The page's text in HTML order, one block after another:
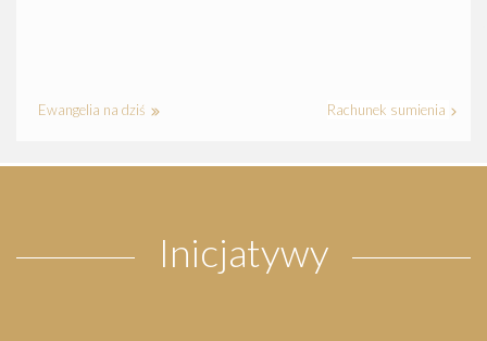
Ewangelia na dziś Rachunek sumienia
Inicjatywy